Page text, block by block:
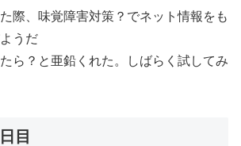
際、味覚障害対策？でネット情報をも
うだ
ら？と亜鉛くれた。しばらく試してみ
目